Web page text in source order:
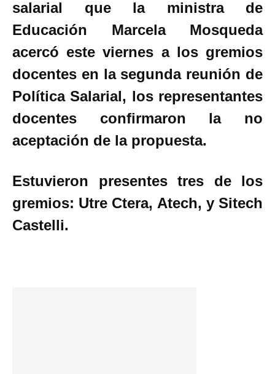
salarial que la ministra de
Educación Marcela Mosqueda
acercó este viernes a los gremios
docentes en la segunda reunión de
Política Salarial, los representantes
docentes confirmaron la no
aceptación de la propuesta.
Estuvieron presentes tres de los
gremios: Utre Ctera, Atech, y Sitech
Castelli.